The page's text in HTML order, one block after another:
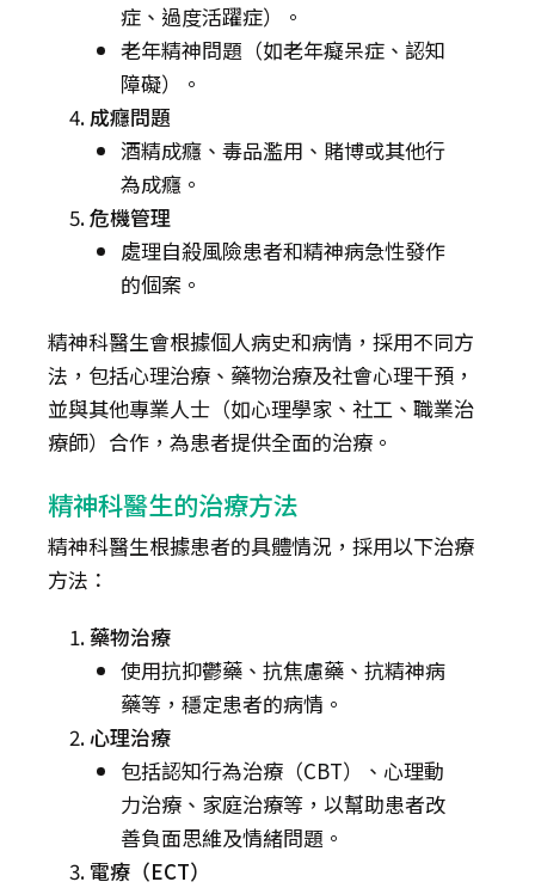
症、過度活躍症）。
老年精神問題（如老年癡呆症、認知
障礙）。
成癮問題
酒精成癮、毒品濫用、賭博或其他行
為成癮。
危機管理
處理自殺風險患者和精神病急性發作
的個案。
精神科醫生會根據個人病史和病情，採用不同方
法，包括心理治療、藥物治療及社會心理干預，
並與其他專業人士（如心理學家、社工、職業治
療師）合作，為患者提供全面的治療。
精神科醫生的治療方法
精神科醫生根據患者的具體情況，採用以下治療
方法：
藥物治療
使用抗抑鬱藥、抗焦慮藥、抗精神病
藥等，穩定患者的病情。
心理治療
包括認知行為治療（CBT）、心理動
力治療、家庭治療等，以幫助患者改
善負面思維及情緒問題。
電療（ECT）